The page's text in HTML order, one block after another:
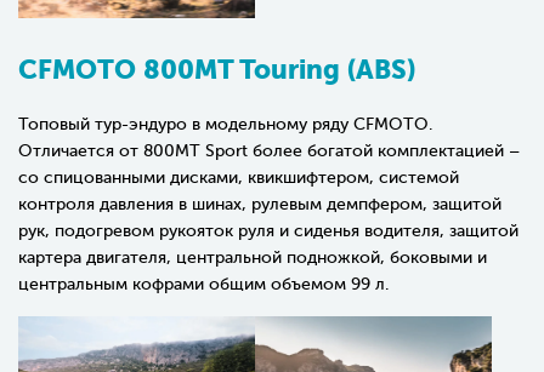
CFMOTO 800MT Touring (ABS)
Топовый тур-эндуро в модельному ряду CFMOTO.
Отличается от 800MT Sport более богатой комплектацией –
со спицованными дисками, квикшифтером, системой
контроля давления в шинах, рулевым демпфером, защитой
рук, подогревом рукояток руля и сиденья водителя, защитой
картера двигателя, центральной подножкой, боковыми и
центральным кофрами общим объемом 99 л.